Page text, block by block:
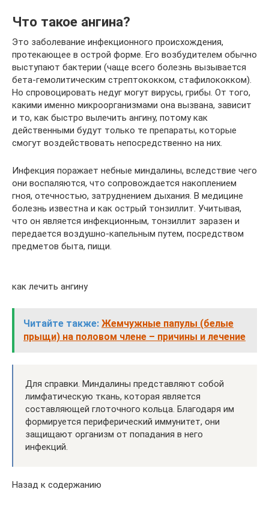
Что такое ангина?
Это заболевание инфекционного происхождения,
протекающее в острой форме. Его возбудителем обычно
выступают бактерии (чаще всего болезнь вызывается
бета-гемолитическим стрептококком, стафилококком).
Но спровоцировать недуг могут вирусы, грибы. От того,
какими именно микроорганизмами она вызвана, зависит
и то, как быстро вылечить ангину, потому как
действенными будут только те препараты, которые
смогут воздействовать непосредственно на них.
Инфекция поражает небные миндалины, вследствие чего
они воспаляются, что сопровождается накоплением
гноя, отечностью, затруднением дыхания. В медицине
болезнь известна и как острый тонзиллит. Учитывая,
что он является инфекционным, тонзиллит заразен и
передается воздушно-капельным путем, посредством
предметов быта, пищи.
как лечить ангину
Читайте также: Жемчужные папулы (белые
прыщи) на половом члене – причины и лечение
Для справки. Миндалины представляют собой
лимфатическую ткань, которая является
составляющей глоточного кольца. Благодаря им
формируется периферический иммунитет, они
защищают организм от попадания в него
инфекций.
Назад к содержанию